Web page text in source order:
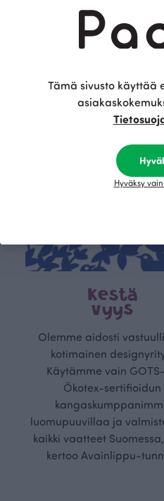
Tämä
Kestä
vyys
Olemme aidosti
kotimainen
Käytämme vain
Ökotex-sertifioidun
luomupuuvillaa ja
kaikki vaatteet
kertoo Avainlippu-
Tämä sivusto käyttää
Hyväksy